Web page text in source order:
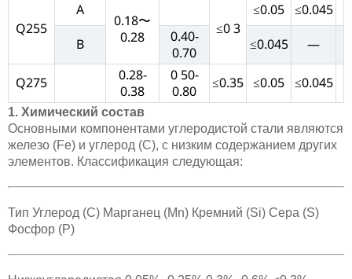
Q255
A
0.18〜
0.28
≤0 3
≤0.05 ≤0.045
B
0.40-
0.70
≤0.045 —
Q275
0.28-
0.38
0 50-
0.80
≤0.35 ≤0.05 ≤0.045
1. Химический состав
Основными компонентами углеродистой стали являются
железо (Fe) и углерод (C), с низким содержанием других
элементов. Классификация следующая:
Тип Углерод (C) Марганец (Mn) Кремний (Si) Сера (S)
Фосфор (P)